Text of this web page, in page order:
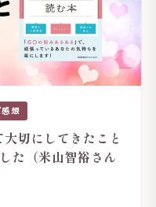
感想
切にしてきたこと
た（米山智裕さん